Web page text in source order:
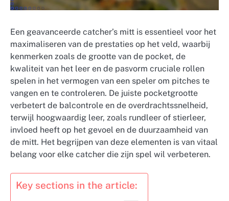
Een geavanceerde catcher’s mitt is essentieel voor het
maximaliseren van de prestaties op het veld, waarbij
kenmerken zoals de grootte van de pocket, de
kwaliteit van het leer en de pasvorm cruciale rollen
spelen in het vermogen van een speler om pitches te
vangen en te controleren. De juiste pocketgrootte
verbetert de balcontrole en de overdrachtssnelheid,
terwijl hoogwaardig leer, zoals rundleer of stierleer,
invloed heeft op het gevoel en de duurzaamheid van
de mitt. Het begrijpen van deze elementen is van vitaal
belang voor elke catcher die zijn spel wil verbeteren.
Key sections in the article: